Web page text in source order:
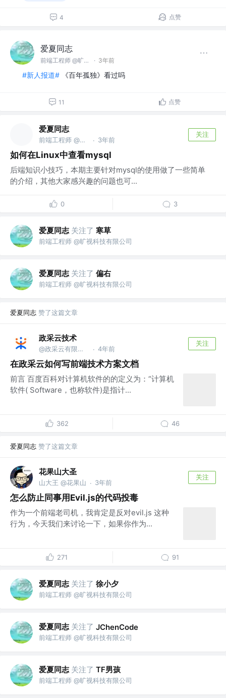
4 点赞
爱夏同志
前端工程师 @旷视科技有限公司 · 3年前
#新人报道# 《百年孤独》看过吗
11 点赞
爱夏同志
前端工程师 @旷视科技有限公司 · 3年前
关注
如何在Linux中查看mysql
后端知识小技巧，本期主要针对mysql的使用做了一些简单
的介绍，其他大家感兴趣的问题也可...
0 3
爱夏同志 关注了 寒草
前端工程师 @旷视科技有限公司
爱夏同志 关注了 偏右
前端工程师 @旷视科技有限公司
爱夏同志 赞了这篇文章
政采云技术
@政采云有限公司@政采云技术 · 4年前
关注
在政采云如何写前端技术方案文档
前言 百度百科对计算机软件的的定义为：“计算机
软件( Software，也称软件)是指计...
362 46
爱夏同志 赞了这篇文章
花果山大圣
山大王 @花果山 · 3年前
关注
怎么防止同事用Evil.js的代码投毒
作为一个前端老司机，我肯定是反对evil.js 这种
行为，今天我们来讨论一下，如果你作为...
271 91
爱夏同志 关注了 徐小夕
前端工程师 @旷视科技有限公司
爱夏同志 关注了 JChenCode
前端工程师 @旷视科技有限公司
爱夏同志 关注了 TF男孩
前端工程师 @旷视科技有限公司